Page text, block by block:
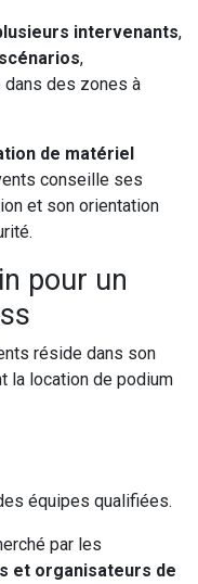
intervenants,
,
des zones à
de matériel
conseille ses
et son orientation
pour un
réside dans son
la location de podium
équipes qualifiées.
par les
et organisateurs de